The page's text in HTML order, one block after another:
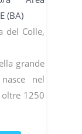
(BA)
del Colle,
grande
nel
oltre 1250